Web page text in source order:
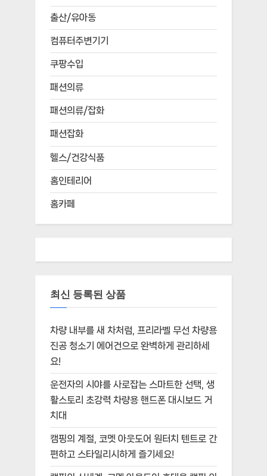
출산/유아동
컴퓨터주변기기
쿠팡수입
패션의류
패션의류/잡화
패션잡화
헬스/건강식품
홈인테리어
홈카페
최신 등록된 상품
차량 내부를 새 차처럼, 프리라벨 무선 차량용
진공 청소기 에어건으로 완벽하게 관리하세
요!
운전자의 시야를 사로잡는 스마트한 선택, 생
활스토리 초강력 차량용 핸드폰 대시보드 거
치대
캠핑의 계절, 코멧 아웃도어 원터치 텐트로 간
편하고 스타일리시하게 즐기세요!